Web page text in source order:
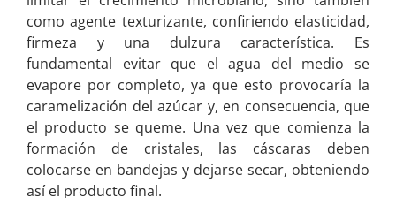
como agente texturizante, confiriendo elasticidad,
firmeza y una dulzura característica. Es
fundamental evitar que el agua del medio se
evapore por completo, ya que esto provocaría la
caramelización del azúcar y, en consecuencia, que
el producto se queme. Una vez que comienza la
formación de cristales, las cáscaras deben
colocarse en bandejas y dejarse secar, obteniendo
así el producto final.